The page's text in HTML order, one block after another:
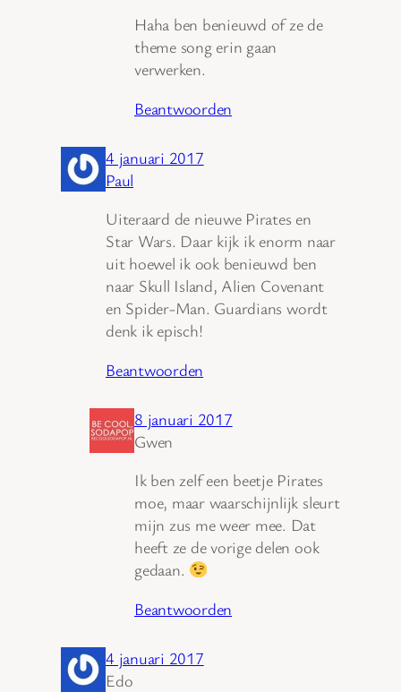
Haha ben benieuwd of ze de
theme song erin gaan
verwerken.
Beantwoorden
4 januari 2017
Paul
Uiteraard de nieuwe Pirates en
Star Wars. Daar kijk ik enorm naar
uit hoewel ik ook benieuwd ben
naar Skull Island, Alien Covenant
en Spider-Man. Guardians wordt
denk ik episch!
Beantwoorden
8 januari 2017
Gwen
Ik ben zelf een beetje Pirates
moe, maar waarschijnlijk sleurt
mijn zus me weer mee. Dat
heeft ze de vorige delen ook
gedaan.
Beantwoorden
4 januari 2017
Edo